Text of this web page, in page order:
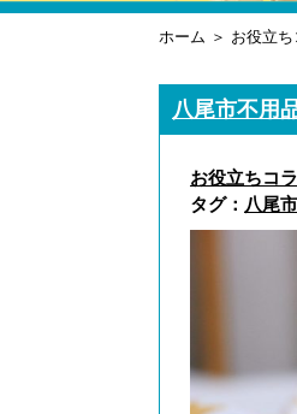
ホーム ＞ お役立
八尾市不用
お役立ちコ
タグ： 八尾